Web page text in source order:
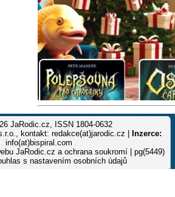
JaRodic.cz, ISSN 1804-0632
kontakt: redakce(at)jarodic.cz |
Inzerce:
info(at)bispiral.com
JaRodic.cz a ochrana soukromí | pg(5449)
s nastavením osobních údajů